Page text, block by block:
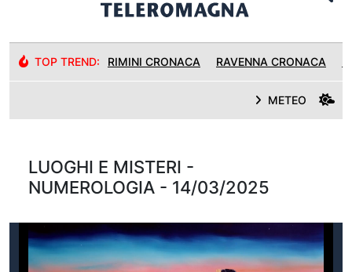
TOP TREND: RIMINI CRONACA RAVENNA CRONACA
METEO
LUOGHI E MISTERI -
NUMEROLOGIA - 14/03/2025